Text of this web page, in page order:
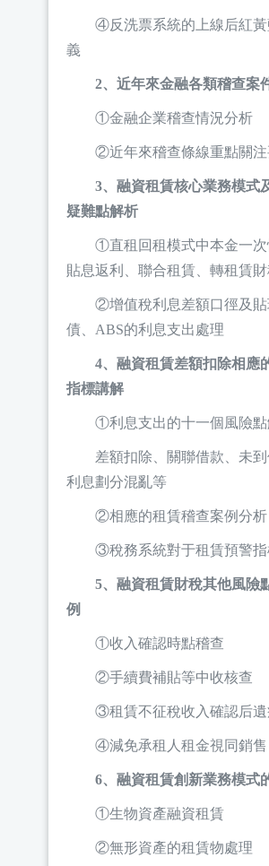
④反洗票系統的上線后紅黃
義
2、近年來金融各類稽查案
①金融企業稽查情況分析
②近年來稽查條線重點關注
3、融資租賃核心業務模式
疑難點解析
①直租回租模式中本金一次
貼息返利、聯合租賃、轉租賃
②增值稅利息差額口徑及貼
債、ABS的利息支出處理
4、融資租賃差額扣除相應
指標講解
①利息支出的十一個風險點
差額扣除、關聯借款、未到
利息劃分混亂等
②相應的租賃稽查案例分析
③稅務系統對于租賃預警指
5、融資租賃財稅其他風險
例
①收入確認時點稽查
②手續費補貼等中收核查
③租賃不征稅收入確認后遺
④減免承租人租金視同銷售
6、融資租賃創新業務模式
①生物資產融資租賃
②無形資產的租賃物處理